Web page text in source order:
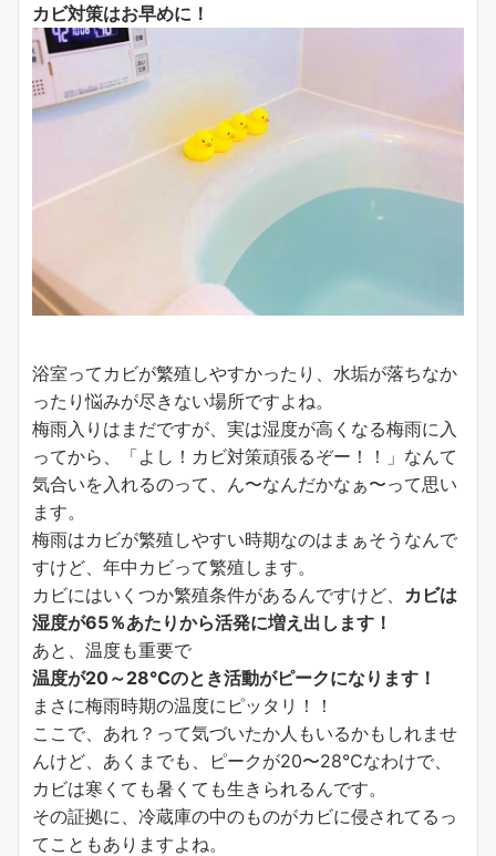
カビ対策はお早めに！
浴室ってカビが繁殖しやすかったり、水垢が落ちなか
ったり悩みが尽きない場所ですよね。
梅雨入りはまだですが、実は湿度が高くなる梅雨に入
ってから、「よし！カビ対策頑張るぞー！！」なんて
気合いを入れるのって、ん〜なんだかなぁ〜って思い
ます。
梅雨はカビが繁殖しやすい時期なのはまぁそうなんで
すけど、年中カビって繁殖します。
カビにはいくつか繁殖条件があるんですけど、 カビは
湿度が65％あたりから活発に増え出します！
あと、温度も重要で
温度が20～28℃のとき活動がピークになります！
まさに梅雨時期の温度にピッタリ！！
ここで、あれ？って気づいたか人もいるかもしれませ
んけど、あくまでも、ピークが20〜28℃なわけで、
カビは寒くても暑くても生きられるんです。
その証拠に、冷蔵庫の中のものがカビに侵されてるっ
てこともありますよね。